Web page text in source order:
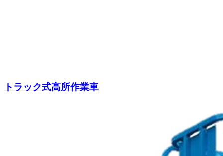
トラック式高所作業車